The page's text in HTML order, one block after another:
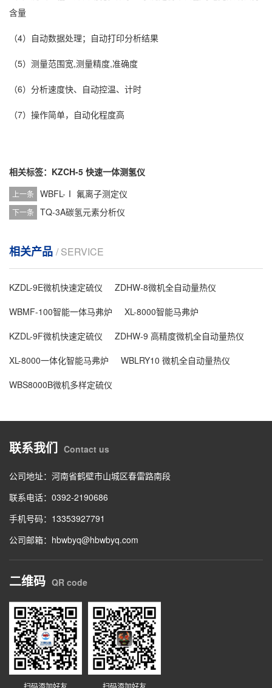
含量
（4）自动数据处理；自动打印分析结果
（5）测量范围宽,测量精度,准确度
（6）分析速度快、自动控温、计时
（7）操作简单，自动化程度高
相关标签： KZCH-5 快速一体测氢仪
上一条 WBFL-Ⅰ 氟离子测定仪
下一条 TQ-3A碳氢元素分析仪
相关产品 / SERVICE
KZDL-9E微机快速定硫仪
ZDHW-8微机全自动量热仪
WBMF-100智能一体马弗炉
XL-8000智能马弗炉
KZDL-9F微机快速定硫仪
ZDHW-9 高精度微机全自动量热仪
XL-8000一体化智能马弗炉
WBLRY10 微机全自动量热仪
WBS8000B微机多样定硫仪
联系我们 Contact us
公司地址：河南省鹤壁市山城区春雷路南段
联系电话：0392-2190686
手机号码：13353927791
公司邮箱：hbwbyq@hbwbyq.com
二维码 QR code
扫码添加好友 扫码添加好友